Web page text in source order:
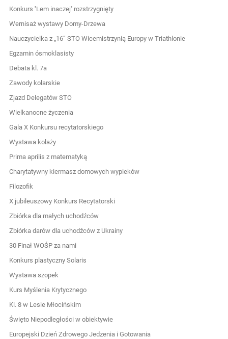
Konkurs ''Lem inaczej'' rozstrzygnięty
Wernisaż wystawy Domy-Drzewa
Nauczycielka z „16” STO Wicemistrzynią Europy w Triathlonie
Egzamin ósmoklasisty
Debata kl. 7a
Zawody kolarskie
Zjazd Delegatów STO
Wielkanocne życzenia
Gala X Konkursu recytatorskiego
Wystawa kolaży
Prima aprilis z matematyką
Charytatywny kiermasz domowych wypieków
Filozofik
X jubileuszowy Konkurs Recytatorski
Zbiórka dla małych uchodźców
Zbiórka darów dla uchodźców z Ukrainy
30 Finał WOŚP za nami
Konkurs plastyczny Solaris
Wystawa szopek
Kurs Myślenia Krytycznego
Kl. 8 w Lesie Młocińskim
Święto Niepodległości w obiektywie
Europejski Dzień Zdrowego Jedzenia i Gotowania